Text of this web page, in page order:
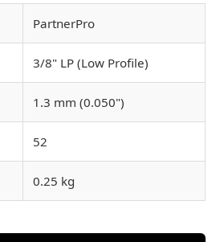
PartnerPro
3/8" LP (Low Profile)
1.3 mm (0.050")
52
0.25 kg